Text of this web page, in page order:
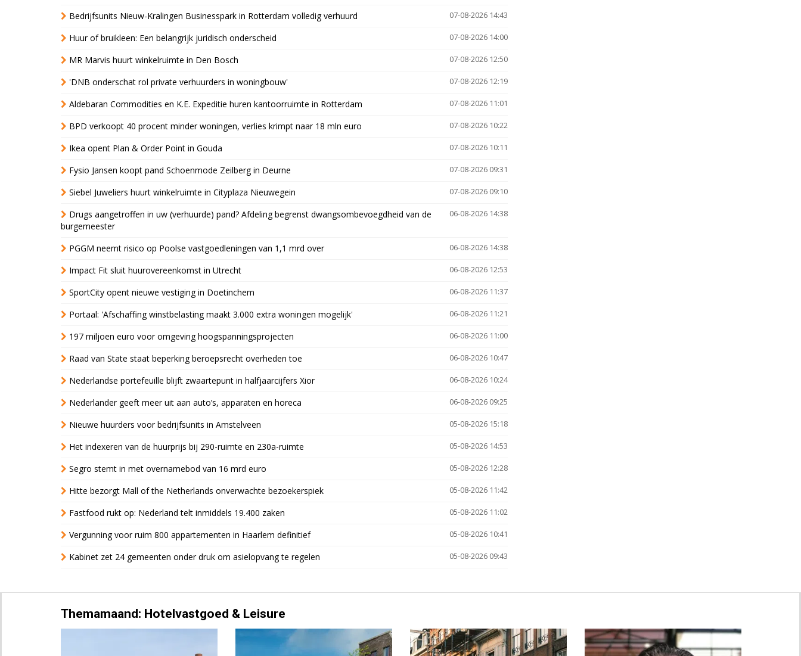
07-08-2026 14:43
Bedrijfsunits Nieuw-Kralingen Businesspark in Rotterdam volledig verhuurd
07-08-2026 14:00
Huur of bruikleen: Een belangrijk juridisch onderscheid
07-08-2026 12:50
MR Marvis huurt winkelruimte in Den Bosch
07-08-2026 12:19
'DNB onderschat rol private verhuurders in woningbouw'
07-08-2026 11:01
Aldebaran Commodities en K.E. Expeditie huren kantoorruimte in Rotterdam
07-08-2026 10:22
BPD verkoopt 40 procent minder woningen, verlies krimpt naar 18 mln euro
07-08-2026 10:11
Ikea opent Plan & Order Point in Gouda
07-08-2026 09:31
Fysio Jansen koopt pand Schoenmode Zeilberg in Deurne
07-08-2026 09:10
Siebel Juweliers huurt winkelruimte in Cityplaza Nieuwegein
06-08-2026 14:38
Drugs aangetroffen in uw (verhuurde) pand? Afdeling begrenst dwangsombevoegdheid van de
burgemeester
06-08-2026 14:38
PGGM neemt risico op Poolse vastgoedleningen van 1,1 mrd over
06-08-2026 12:53
Impact Fit sluit huurovereenkomst in Utrecht
06-08-2026 11:37
SportCity opent nieuwe vestiging in Doetinchem
06-08-2026 11:21
Portaal: 'Afschaffing winstbelasting maakt 3.000 extra woningen mogelijk'
06-08-2026 11:00
197 miljoen euro voor omgeving hoogspanningsprojecten
06-08-2026 10:47
Raad van State staat beperking beroepsrecht overheden toe
06-08-2026 10:24
Nederlandse portefeuille blijft zwaartepunt in halfjaarcijfers Xior
06-08-2026 09:25
Nederlander geeft meer uit aan auto’s, apparaten en horeca
05-08-2026 15:18
Nieuwe huurders voor bedrijfsunits in Amstelveen
05-08-2026 14:53
Het indexeren van de huurprijs bij 290-ruimte en 230a-ruimte
05-08-2026 12:28
Segro stemt in met overnamebod van 16 mrd euro
05-08-2026 11:42
Hitte bezorgt Mall of the Netherlands onverwachte bezoekerspiek
05-08-2026 11:02
Fastfood rukt op: Nederland telt inmiddels 19.400 zaken
05-08-2026 10:41
Vergunning voor ruim 800 appartementen in Haarlem definitief
05-08-2026 09:43
Kabinet zet 24 gemeenten onder druk om asielopvang te regelen
Themamaand: Hotelvastgoed & Leisure